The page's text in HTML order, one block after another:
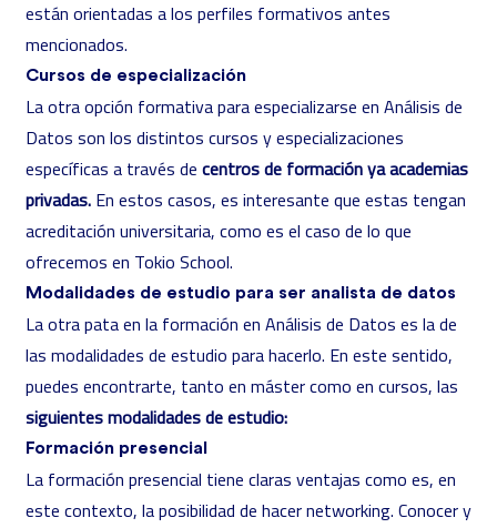
están orientadas a los perfiles formativos antes
mencionados.
Cursos de especialización
La otra opción formativa paraespecializarse en Análisis de
Datos son los distintos cursos y especializaciones
específicas a través de centros de formación ya academias
privadas. En estos casos, es interesante que estas tengan
acreditación universitaria, como es el caso de lo que
ofrecemos en Tokio School.
Modalidades de estudio para ser analista de datos
La otra pata en la formación en Análisis de Datos es la de
las modalidades de estudio para hacerlo. En este sentido,
puedes encontrarte, tanto en máster como en cursos, las
siguientes modalidades de estudio:
Formación presencial
La formación presencial tiene claras ventajas como es, en
este contexto, la posibilidad de hacer networking. Conocer y